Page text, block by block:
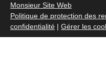
Monsieur Site Web
Politique de protection des
confidentialité | Gérer les